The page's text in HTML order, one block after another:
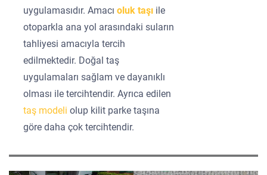
uygulamasıdır. Amacıoluk taşı ile
otoparkla ana yol arasındaki suların
tahliyesi amacıyla tercih
edilmektedir. Doğal taş
uygulamaları sağlam ve dayanıklı
olması ile tercihtendir. Ayrıca edilen
taş modeliolup kilit parke taşına
göre daha çok tercihtendir.